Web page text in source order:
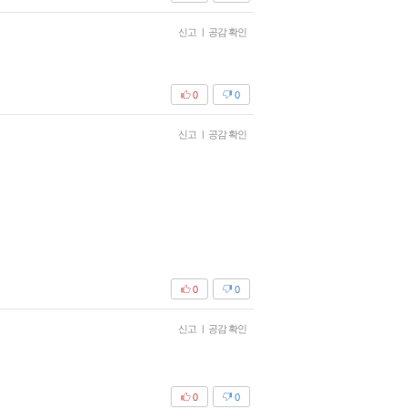
신고 | 공감 확인
0
0
신고 | 공감 확인
0
0
신고 | 공감 확인
0
0